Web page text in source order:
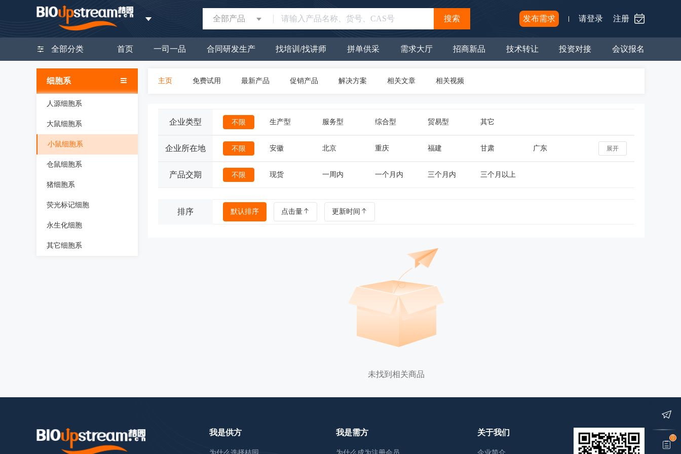
全部产品 搜索 发布需求 请登录 注册
全部分类 首页 一司一品 合同研发生产 找培训/找讲师 拼单供采 需求大厅 招商新品 技术转让 投资对接 会议报名
细胞系
人源细胞系
大鼠细胞系
小鼠细胞系
仓鼠细胞系
猪细胞系
荧光标记细胞
永生化细胞
其它细胞系
主页 免费试用 最新产品 促销产品 解决方案 相关文章 相关视频
企业类型 不限 生产型 服务型 综合型 贸易型 其它
企业所在地 不限 安徽 北京 重庆 福建 甘肃 广东 展开
产品交期 不限 现货 一周内 一个月内 三个月内 三个月以上
排序 默认排序 点击量 更新时间
未找到相关商品
我是供方 我是需方 关于我们
0